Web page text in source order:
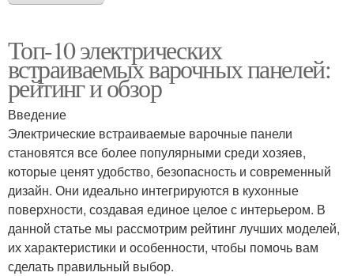
Топ-10 электрических
встраиваемых варочных панелей:
рейтинг и обзор
Введение
Электрические встраиваемые варочные панели
становятся все более популярными среди хозяев,
которые ценят удобство, безопасность и современный
дизайн. Они идеально интегрируются в кухонные
поверхности, создавая единое целое с интерьером. В
данной статье мы рассмотрим рейтинг лучших моделей,
их характеристики и особенности, чтобы помочь вам
сделать правильный выбор.